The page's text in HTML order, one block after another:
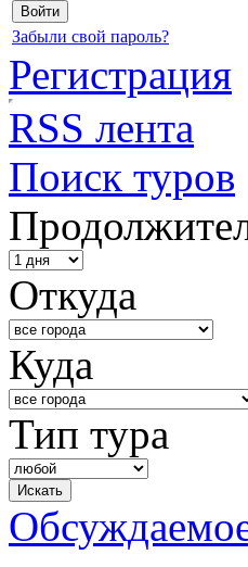
Забыли свой пароль?
Регистрация
RSS лента
Поиск туров
Откуда
Куда
Тип тура